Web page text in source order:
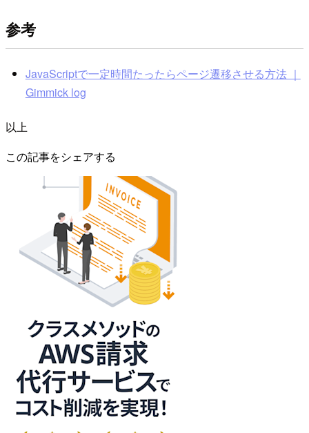
参考
JavaScriptで一定時間たったらページ遷移させる方法 ｜
Gimmick log
以上
この記事をシェアする